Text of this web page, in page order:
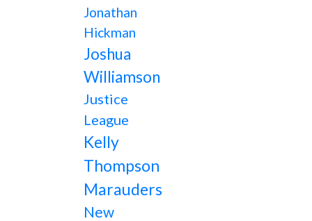
Jonathan
Hickman
Joshua
Williamson
Justice
League
Kelly
Thompson
Marauders
New